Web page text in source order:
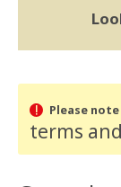
Please note
terms